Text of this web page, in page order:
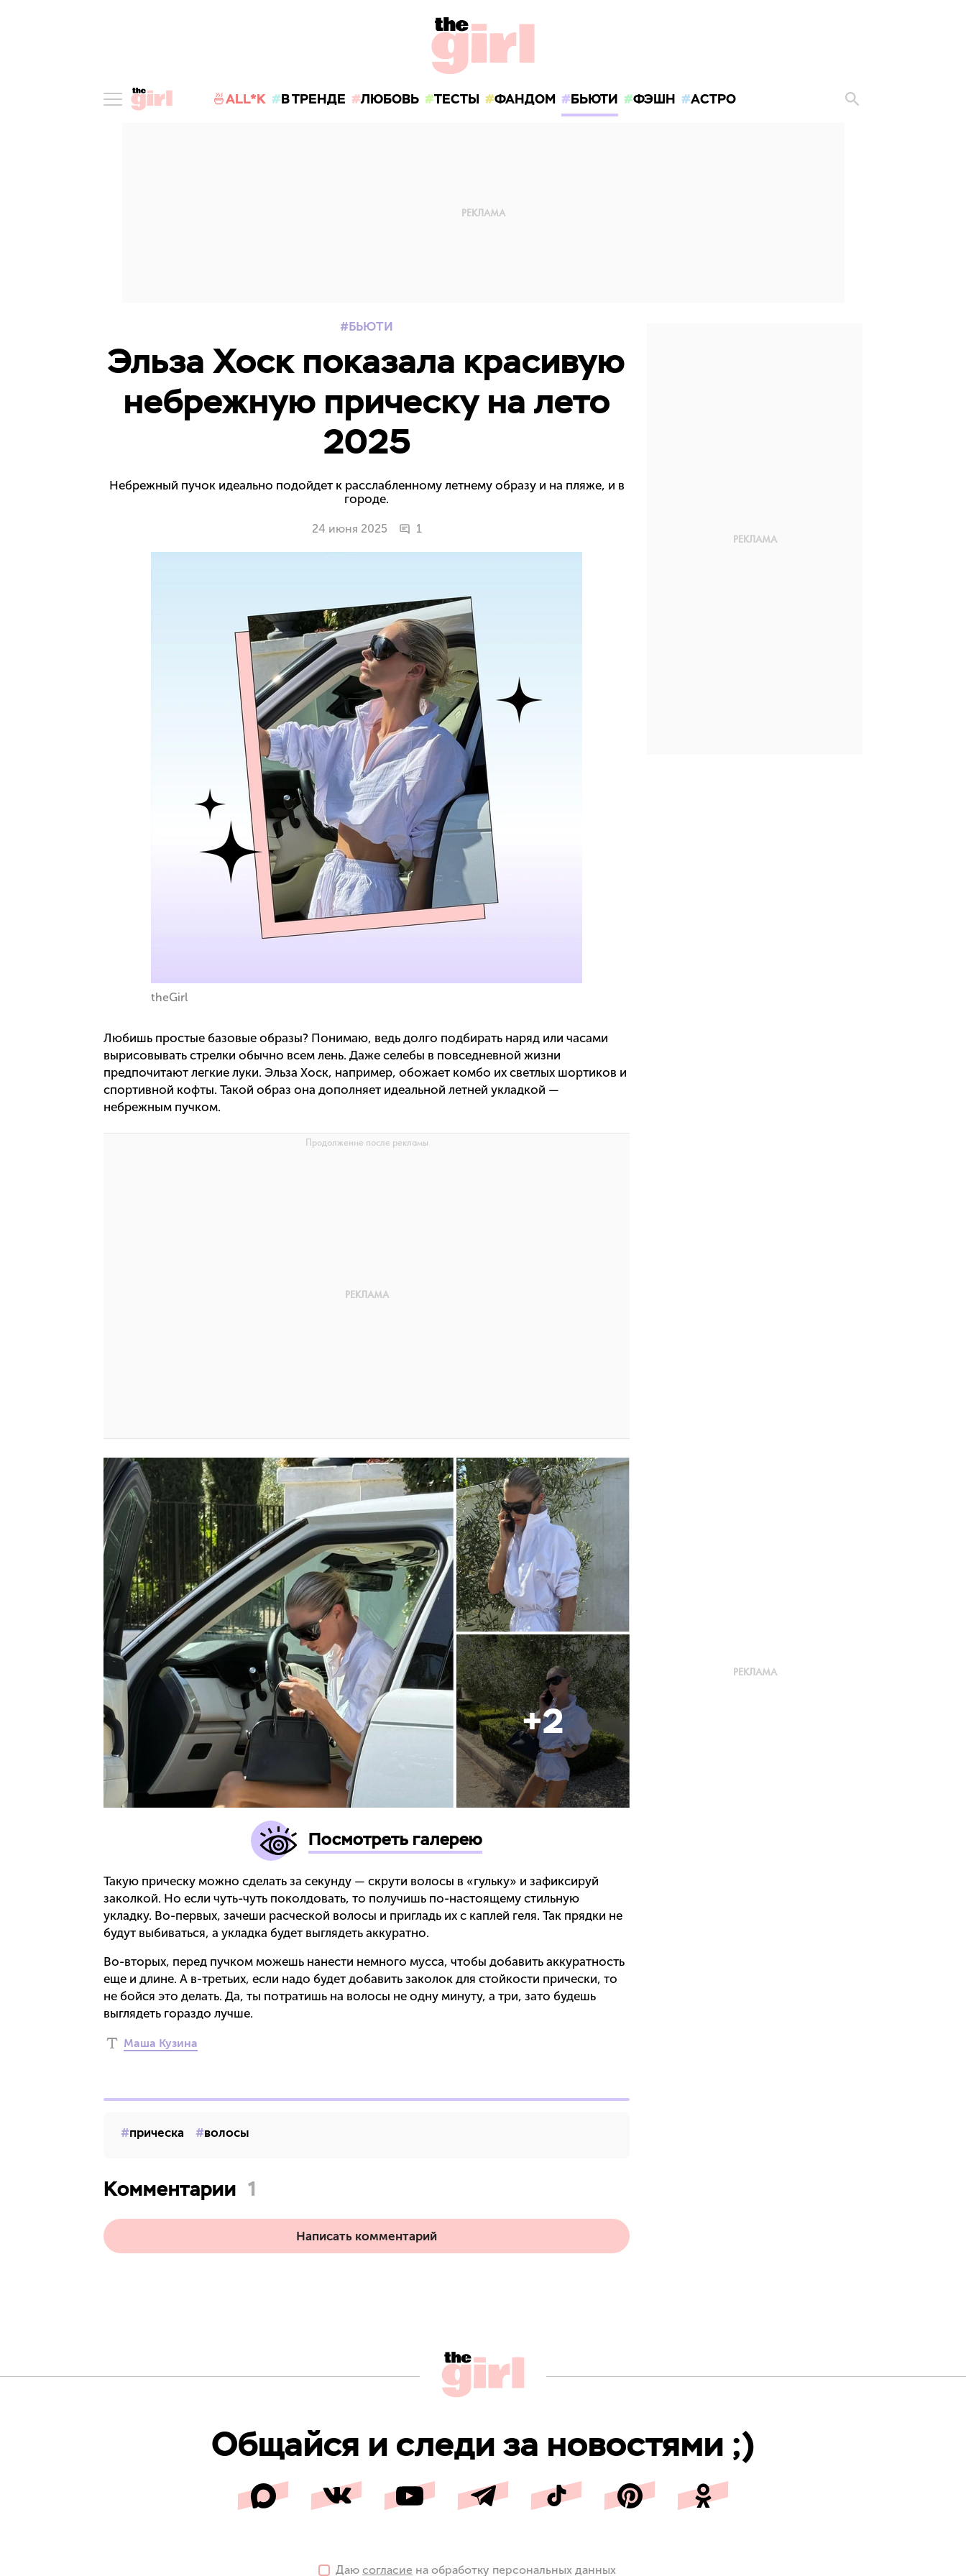
🍜ALL*K В ТРЕНДЕ ЛЮБОВЬ ТЕСТЫ ФАНДОМ БЬЮТИ ФЭШН АСТРО
БЬЮТИ
Эльза Хоск показала красивую
небрежную прическу на лето
2025
Небрежный пучок идеально подойдет к расслабленному летнему образу и на пляже, и в
городе.
24 июня 2025 1
theGirl
Любишь простые базовые образы? Понимаю, ведь долго подбирать наряд или часами
вырисовывать стрелки обычно всем лень. Даже селебы в повседневной жизни
предпочитают легкие луки. Эльза Хоск, например, обожает комбо их светлых шортиков и
спортивной кофты. Такой образ она дополняет идеальной летней укладкой —
небрежным пучком.
+2
Посмотреть галерею
Такую прическу можно сделать за секунду — скрути волосы в «гульку» и зафиксируй
заколкой. Но если чуть-чуть поколдовать, то получишь по-настоящему стильную
укладку. Во-первых, зачеши расческой волосы и пригладь их с каплей геля. Так прядки не
будут выбиваться, а укладка будет выглядеть аккуратно.
Во-вторых, перед пучком можешь нанести немного мусса, чтобы добавить аккуратность
еще и длине. А в-третьих, если надо будет добавить заколок для стойкости прически, то
не бойся это делать. Да, ты потратишь на волосы не одну минуту, а три, зато будешь
выглядеть гораздо лучше.
Маша Кузина
прическа волосы
Комментарии 1
Написать комментарий
Общайся и следи за новостями ;)
Даю согласие на обработку персональных данных